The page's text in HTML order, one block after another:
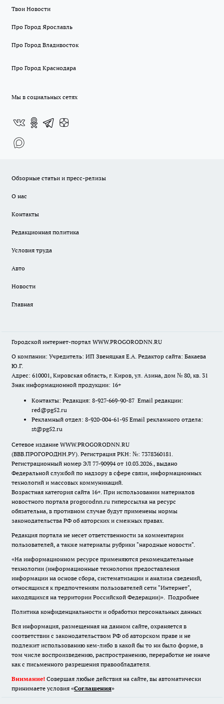
Твои Новости
Про Город Ярославль
Про Город Владивосток
Про Город Краснодара
Мы в социальных сетях
Обзорные статьи и пресс-релизы
О нас
Контакты
Редакционная политика
Условия труда
Авто
Новости
Главная
Городской интернет-портал WWW.PROGORODNN.RU
О компании: Учредитель: ИП Звеняцкая Е.А. Редактор сайта: Бакаева
Ю.Г.
Адрес: 610001, Кировская область, г. Киров, ул. Азина, дом № 80, кв. 31
Знак информационной продукции: 16+
Контакты: Редакция: 8-927-669-90-87 Email редакции:
red@pg52.ru
Рекламный отдел: 8-920-004-61-95 Email рекламного отдела:
st@pg52.ru
Сетевое издание WWW.PROGORODNN.RU
(ВВВ.ПРОГОРОДНН.РУ). Регистрация РКН: №: 7378360181.
Регистрационный номер ЭЛ 77-90994 от 10.03.2026., выдано
Федеральной службой по надзору в сфере связи, информационных
технологий и массовых коммуникаций.
Возрастная категория сайта 16+. При использовании материалов
новостного портала progorodnn.ru гиперссылка на ресурс
обязательна, в противном случае будут применены нормы
законодательства РФ об авторских и смежных правах.
Редакция портала не несет ответственности за комментарии
пользователей, а также материалы рубрики "народные новости".
«На информационном ресурсе применяются рекомендательные
технологии (информационные технологии предоставления
информации на основе сбора, систематизации и анализа сведений,
относящихся к предпочтениям пользователей сети "Интернет",
находящихся на территории Российской Федерации)». Подробнее
Политика конфиденциальности и обработки персональных данных
Вся информация, размещенная на данном сайте, охраняется в
соответствии с законодательством РФ об авторском праве и не
подлежит использованию кем-либо в какой бы то ни было форме, в
том числе воспроизведению, распространению, переработке не иначе
как с письменного разрешения правообладателя.
Внимание! Совершая любые действия на сайте, вы автоматически
принимаете условия «Cоглашения»